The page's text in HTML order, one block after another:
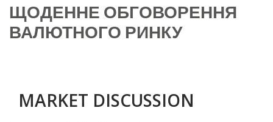
ЩОДЕННЕ ОБГОВОРЕННЯ
ВАЛЮТНОГО РИНКУ
MARKET DISCUSSION